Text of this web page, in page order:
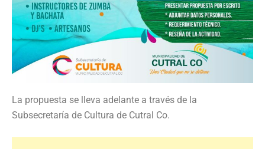
La propuesta se lleva adelante a través de la
Subsecretaría de Cultura de Cutral Co.